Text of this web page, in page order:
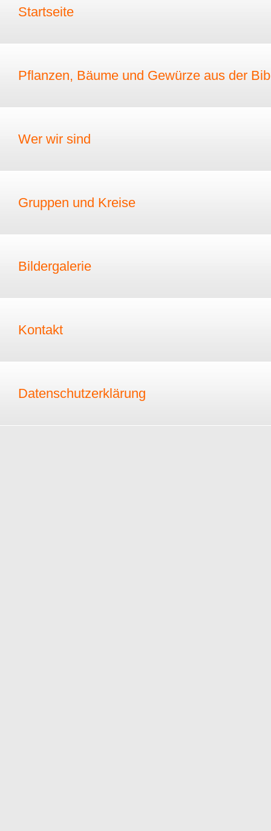
Startseite
Pflanzen, Bäume und Gewürze aus der
Wer wir sind
Gruppen und Kreise
Bildergalerie
Kontakt
Datenschutzerklärung